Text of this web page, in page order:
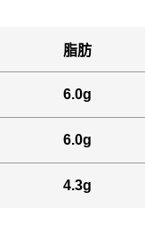
脂肪
6.0g
6.0g
4.3g